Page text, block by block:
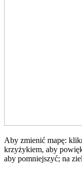
Aby zmienić mapę:
krzyżykiem, aby
aby pomniejszyć; na